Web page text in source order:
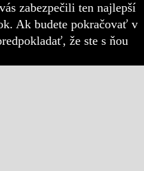
zabezpečili ten najlepší
Ak budete pokračovať v
že ste s ňou